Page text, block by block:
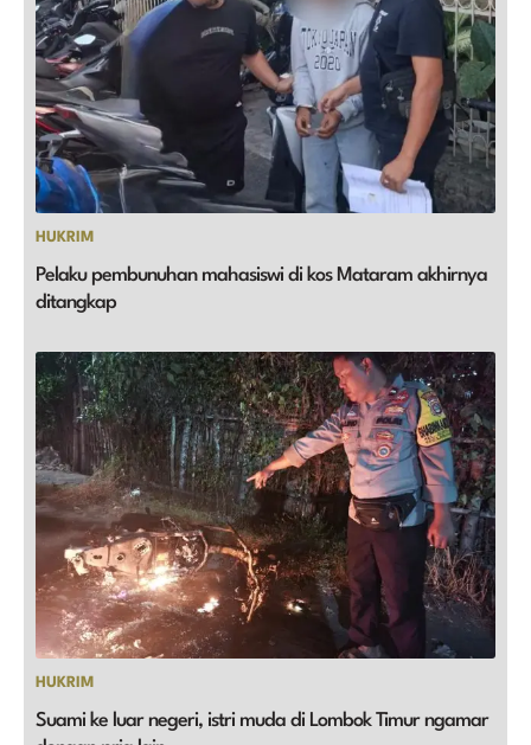
HUKRIM
Pelaku pembunuhan mahasiswi di kos Mataram akhirnya
ditangkap
HUKRIM
Suami ke luar negeri, istri muda di Lombok Timur ngamar